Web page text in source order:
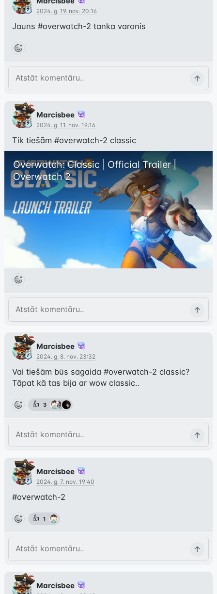
2024. g. 19. nov. 20:16
Jauns #overwatch-2 tanka varonis
Marcisbee
2024. g. 11. nov. 19:16
Tik tiešām #overwatch-2 classic
Overwatch: Classic | Official Trailer |
Overwatch 2
Marcisbee
2024. g. 8. nov. 23:32
Vai tiešām būs sagaida #overwatch-2 classic?
Tāpat kā tas bija ar wow classic..
👍 3
Marcisbee
2024. g. 7. nov. 19:40
#overwatch-2
👍 1
Marcisbee